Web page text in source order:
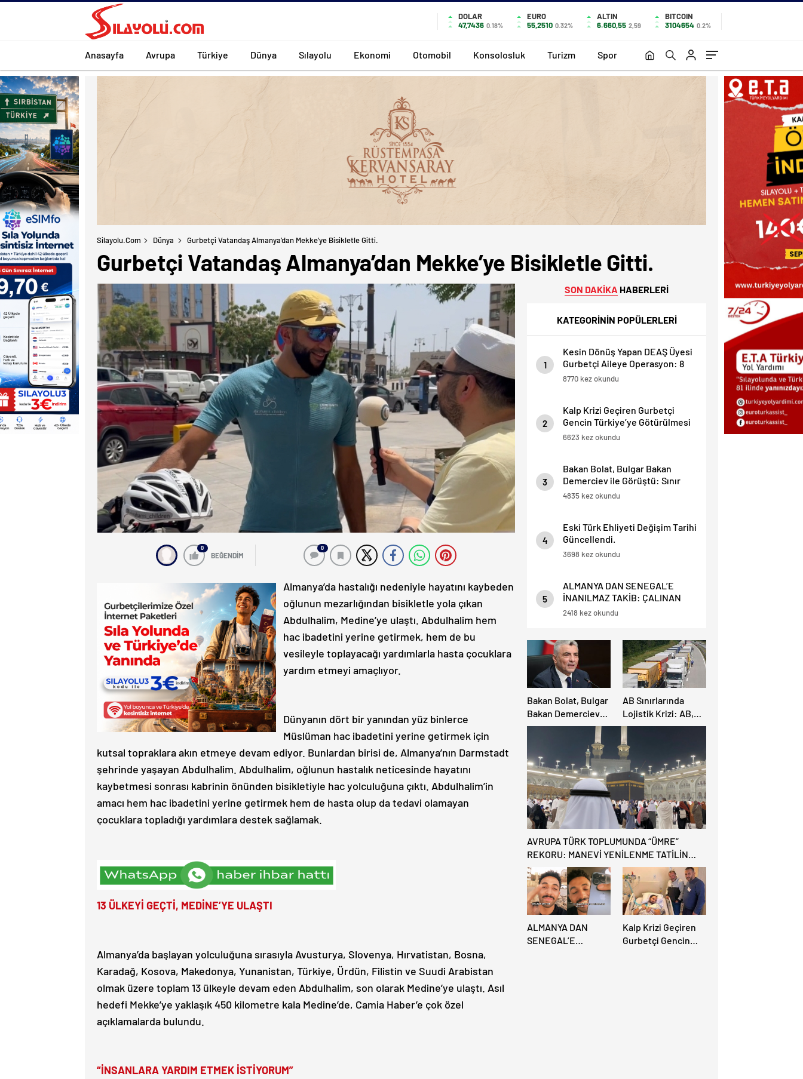
DOLAR
47,7436 0.18%
EURO
55,2510 0.32%
ALTIN
6.660,55 2,59
BITCOIN
3104654 0.2%
Anasayfa Avrupa Türkiye Dünya Sılayolu Ekonomi Otomobil Konsolosluk Turizm Spor
Silayolu.com Dünya Gurbetçi Vatandaş Almanya’dan Mekke’ye Bisikletle Gitti.
Gurbetçi Vatandaş Almanya’dan Mekke’ye Bisikletle Gitti.
0
BEĞENDİM
0
Almanya’da hastalığı nedeniyle hayatını kaybeden
oğlunun mezarlığından bisikletle yola çıkan
Abdulhalim, Medine’ye ulaştı. Abdulhalim hem
hac ibadetini yerine getirmek, hem de bu
vesileyle toplayacağı yardımlarla hasta çocuklara
yardım etmeyi amaçlıyor.
Dünyanın dört bir yanından yüz binlerce
Müslüman hac ibadetini yerine getirmek için
kutsal topraklara akın etmeye devam ediyor. Bunlardan birisi de, Almanya’nın Darmstadt
şehrinde yaşayan Abdulhalim. Abdulhalim, oğlunun hastalık neticesinde hayatını
kaybetmesi sonrası kabrinin önünden bisikletiyle hac yolculuğuna çıktı. Abdulhalim’in
amacı hem hac ibadetini yerine getirmek hem de hasta olup da tedavi olamayan
çocuklara topladığı yardımlara destek sağlamak.
13 ÜLKEYİ GEÇTİ, MEDİNE’YE ULAŞTI
Almanya’da başlayan yolculuğuna sırasıyla Avusturya, Slovenya, Hırvatistan, Bosna,
Karadağ, Kosova, Makedonya, Yunanistan, Türkiye, Ürdün, Filistin ve Suudi Arabistan
olmak üzere toplam 13 ülkeyle devam eden Abdulhalim, son olarak Medine’ye ulaştı. Asıl
hedefi Mekke’ye yaklaşık 450 kilometre kala Medine’de, Camia Haber’e çok özel
açıklamalarda bulundu.
“İNSANLARA YARDIM ETMEK İSTİYORUM”
SON DAKİKA HABERLERİ
KATEGORİNİN POPÜLERLERİ
1
Kesin Dönüş Yapan DEAŞ Üyesi
Gurbetçi Aileye Operasyon: 8
Ölü, 2 Yaralı.
8770 kez okundu
2
Kalp Krizi Geçiren Gurbetçi
Gencin Türkiye’ye Götürülmesi
İçin , 40 Bin Dolarlık Fatura
6623 kez okundu
3
Bakan Bolat, Bulgar Bakan
Demerciev ile Görüştü: Sınır
Kapılarında “EES” ve Yaz
4835 kez okundu
4
Eski Türk Ehliyeti Değişim Tarihi
Güncellendi.
3698 kez okundu
5
ALMANYA DAN SENEGAL’E
İNANILMAZ TAKİB: ÇALINAN
TELEFONU İÇİN 4.500 KM YOL
2418 kez okundu
Bakan Bolat, Bulgar
Bakan Demerciev
ile Görüştü: Sınır
Kapılarında “EES”
ve Yaz Yoğunluğu
Masaya Yatırıldı
AB Sınırlarında
Lojistik Krizi: AB,
Sırbistan Ulaştırma
Topluluğu’nun
önerilerini reddetti
– Yeni protestolar
geliyor
AVRUPA TÜRK TOPLUMUNDA “ÜMRE”
REKORU: MANEVİ YENİLENME TATİLİN
ÖNÜNE GEÇTİ!
ALMANYA DAN
SENEGAL’E
Kalp Krizi Geçiren
Gurbetçi Gencin